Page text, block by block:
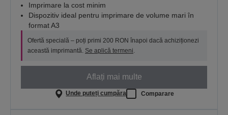
Imprimare la cost minim
Dispozitiv ideal pentru imprimare de volume mari în
format A3
Ofertă specială – poți primi 200 RON înapoi dacă achiziționezi
această imprimantă. Se aplică termeni
Aflați mai multe
Unde puteți cumpăra Comparare